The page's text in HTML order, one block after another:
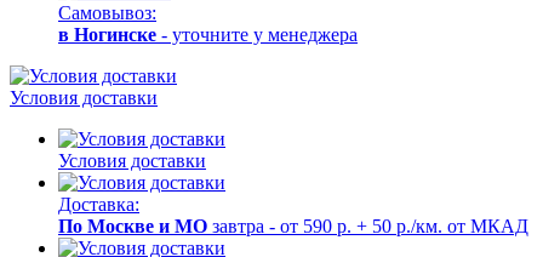
Самовывоз:
в Ногинске - уточните у менеджера
Условия доставки
Условия доставки
Доставка:
По Москве и МО завтра - от 590 р. + 50 р./км. от МКАД